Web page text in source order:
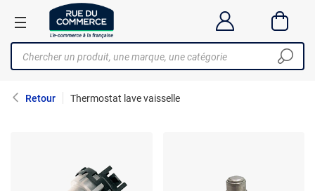
Retour Thermostat lave vaisselle